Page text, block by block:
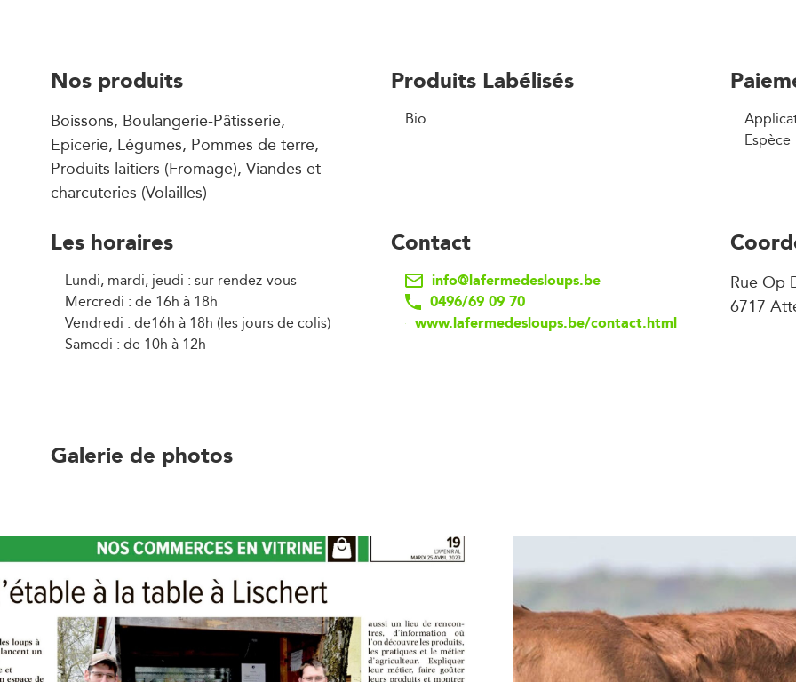
Nos produits
Boissons, Boulangerie-Pâtisserie,
Epicerie, Légumes, Pommes de terre,
Produits laitiers (Fromage), Viandes et
charcuteries (Volailles)
Produits Labélisés
Bio
Espèce
Les horaires
Lundi, mardi, jeudi : sur rendez-vous
Mercredi : de 16h à 18h
Vendredi : de16h à 18h (les jours de colis)
Samedi : de 10h à 12h
Contact
info@lafermedesloups.be
0496/69 09 70
www.lafermedesloups.be/contact.html
Rue Op
6717
Galerie de photos